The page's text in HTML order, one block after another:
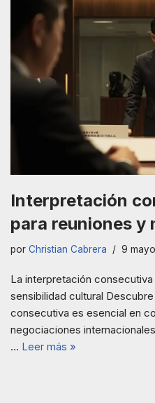
Interpretación
para reuniones y
por Christian Cabrera 9
La interpretación
sensibilidad cultural
consecutiva es esencial en
negociaciones
… Leer más »